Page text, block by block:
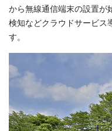
から無線通信端末の設置が
検知などクラウドサービス
す。